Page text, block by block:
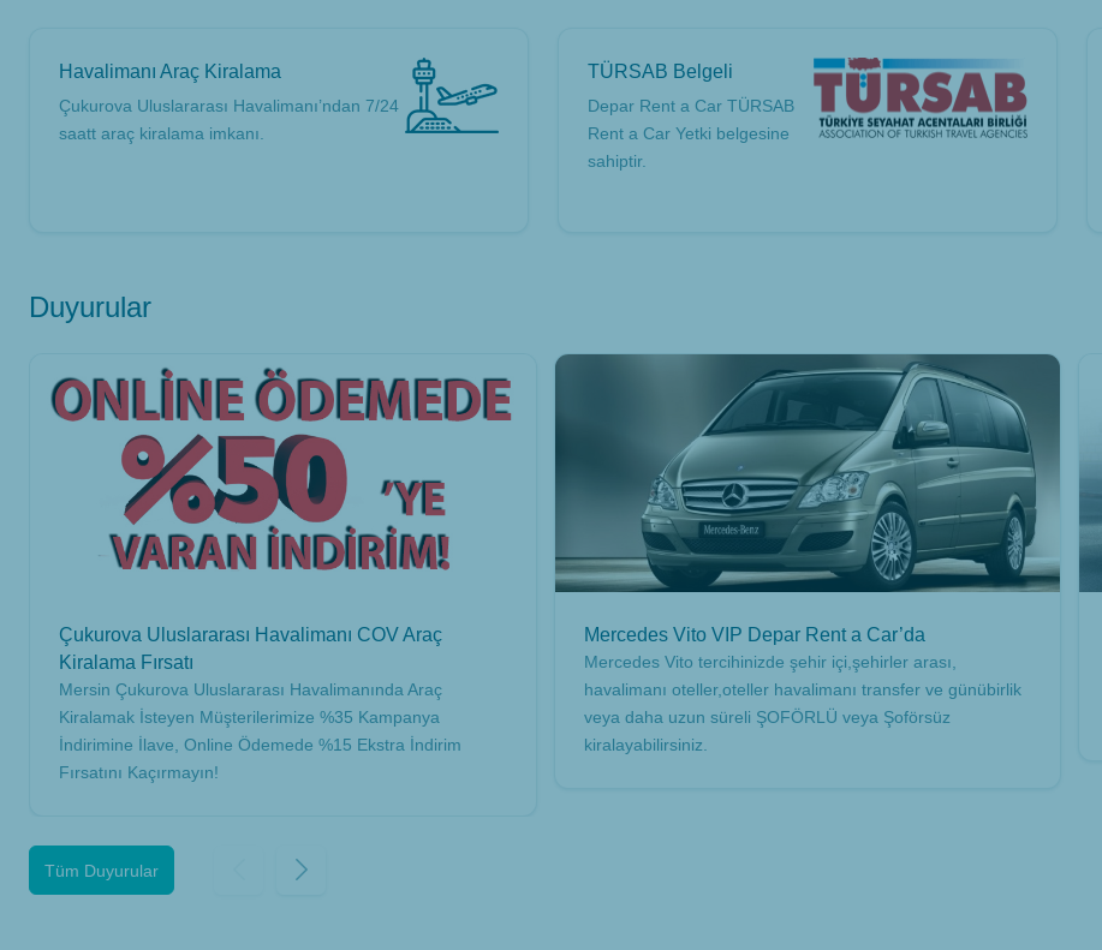
Havalimanı Araç Kiralama
Çukurova Uluslararası Havalimanı’ndan 7/24
saatt araç kiralama imkanı.
TÜRSAB Belgeli
Depar Rent a Car TÜRSAB
Rent a Car Yetki belgesine
sahiptir.
Duyurular
Çukurova Uluslararası Havalimanı COV Araç
Kiralama Fırsatı
Mersin Çukurova Uluslararası Havalimanında Araç
Kiralamak İsteyen Müşterilerimize %35 Kampanya
İndirimine İlave, Online Ödemede %15 Ekstra İndirim
Fırsatını Kaçırmayın!
Mercedes Vito VIP Depar Rent a Car’da
Mercedes Vito tercihinizde şehir içi,şehirler arası,
havalimanı oteller,oteller havalimanı transfer ve günübirlik
veya daha uzun süreli ŞOFÖRLÜ veya Şoförsüz
kiralayabilirsiniz.
Tüm Duyurular